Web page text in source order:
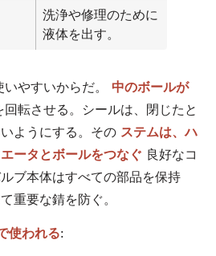
洗浄や修理のために
液体を出す。
やすいからだ。 中のボールが
転させる。シールは、閉じたと
ようにする。その ステムは、ハ
ータとボールをつなぐ 良好なコ
ブ本体はすべての部品を保持
重要な錆を防ぐ。
使われる: